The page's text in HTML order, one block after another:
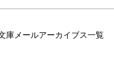
庫メールアーカイブス一覧